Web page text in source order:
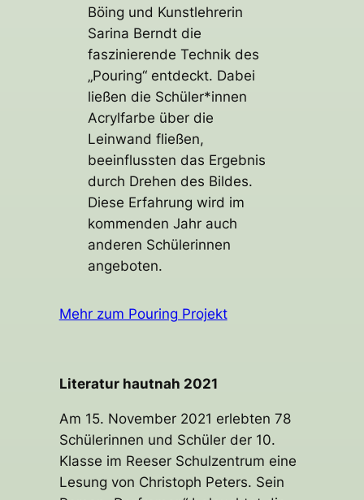
Böing und Kunstlehrerin
Sarina Berndt die
faszinierende Technik des
„Pouring“ entdeckt. Dabei
ließen die Schüler*innen
Acrylfarbe über die
Leinwand fließen,
beeinflussten das Ergebnis
durch Drehen des Bildes.
Diese Erfahrung wird im
kommenden Jahr auch
anderen Schülerinnen
angeboten.
Mehr zum Pouring Projekt
Literatur hautnah 2021
Am 15. November 2021 erlebten 78
Schülerinnen und Schüler der 10.
Klasse im Reeser Schulzentrum eine
Lesung von Christoph Peters. Sein